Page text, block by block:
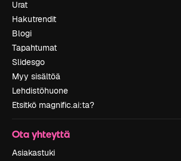
Urat
Hakutrendit
Blogi
Tapahtumat
Slidesgo
Myy sisältöä
Lehdistöhuone
Etsitkö magnific.ai:ta?
Ota yhteyttä
Asiakastuki